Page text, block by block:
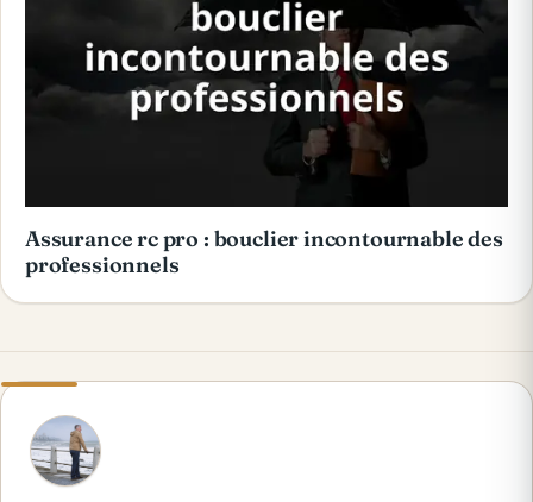
Assurance rc pro : bouclier incontournable des
professionnels
A